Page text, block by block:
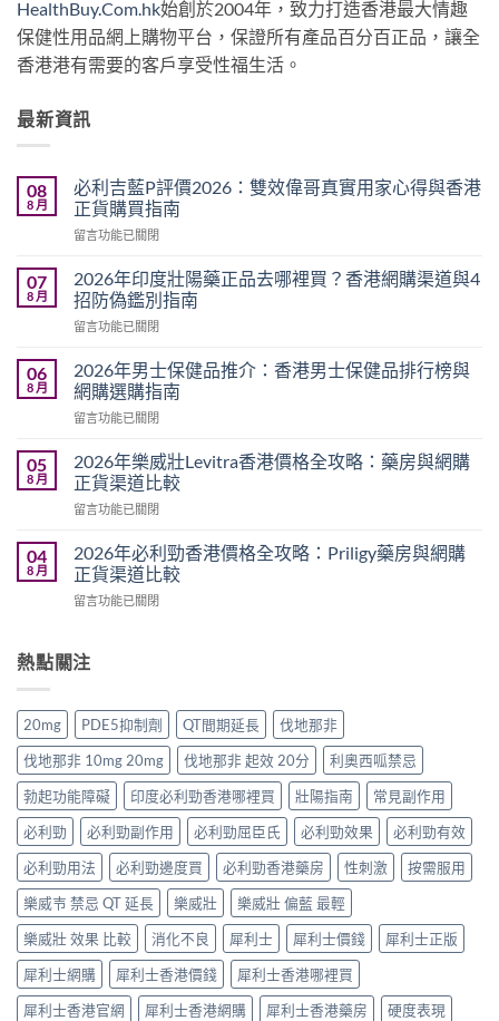
HealthBuy.Com.hk始創於2004年，致力打造香港最大情趣
保健性用品網上購物平台，保證所有產品百分百正品，讓全
香港港有需要的客戶享受性福生活。
最新資訊
08
8 月
必利吉藍P評價2026：雙效偉哥真實用家心得與香港
正貨購買指南
在
利
吉
藍
P
價
2026：
雙
效
哥
真
用
心
得
與
正
貨
買
指
南〉
中
留言功能已關閉
07
8 月
2026年印度壯陽藥正品去哪裡買？香港網購渠道與4
招防偽鑑別指南
在
年
印
度
壯
藥
正
去
裡
買？
港
渠
招
防
偽
鑑
別
南〉
中
留言功能已關閉
06
8 月
2026年男士保健品推介：香港男士保健品排行榜與
網購選購指南
在
年
男
士
保
品
推
介：
香
士
品
排
行
榜
與
網
選
購
指
南〉
中
留言功能已關閉
05
8 月
2026年樂威壯Levitra香港價格全攻略：藥房與網購
正貨渠道比較
在
年
樂
威
壯
港
全
攻
略：
藥
房
與
購
正
貨
渠
道
比
較〉
中
留言功能已關閉
04
8 月
2026年必利勁香港價格全攻略：Priligy藥房與網購
正貨渠道比較
在
必
利
香
港
價
格
全
攻
略：
Priligy
藥
房
與
網
購
正
貨
渠
道
留言功能已關閉
熱點關注
20mg PDE5抑制劑 QT間期延長
伐地那非
伐地那非 10mg 20mg
伐地那非 起效 20分
利奧西呱禁忌
勃起功能障礙
印度必利勁香港哪裡買 壯陽指南
常見副作用
必利勁
必利勁副作用 必利勁屈臣氏 必利勁效果
必利勁有效
必利勁用法
必利勁邊度買 必利勁香港藥房 性刺激
按需服用
樂威壭 禁忌 QT 延長
樂威壯
樂威壯 偏藍 最輕
樂威壯 效果 比較
消化不良 犀利士 犀利士價錢
犀利士正版
犀利士網購
犀利士香港價錢
犀利士香港哪裡買
犀利士香港官網
犀利士香港網購 犀利士香港藥房 硬度表現